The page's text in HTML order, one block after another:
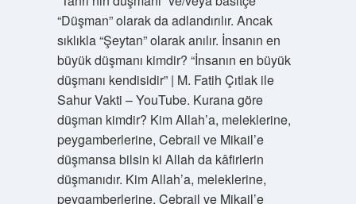
“Düşman” olarak da adlandırılır. Ancak
sıklıkla “Şeytan” olarak anılır. İnsanın en
büyük düşmanı kimdir? “İnsanın en büyük
düşmanı kendisidir” | M. Fatih Çıtlak ile
Sahur Vakti – YouTube. Kurana göre
düşman kimdir? Kim Allah’a, meleklerine,
peygamberlerine, Cebrail ve Mikail’e
düşmansa bilsin ki Allah da kâfirlerin
düşmanıdır. Kim Allah’a, meleklerine,
peygamberlerine, Cebrail ve Mikail’e